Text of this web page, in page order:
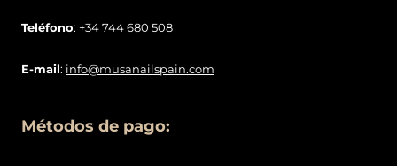
Teléfono: +34 744 680 508
E-mail: info@musanailspain.com
Métodos de pago: